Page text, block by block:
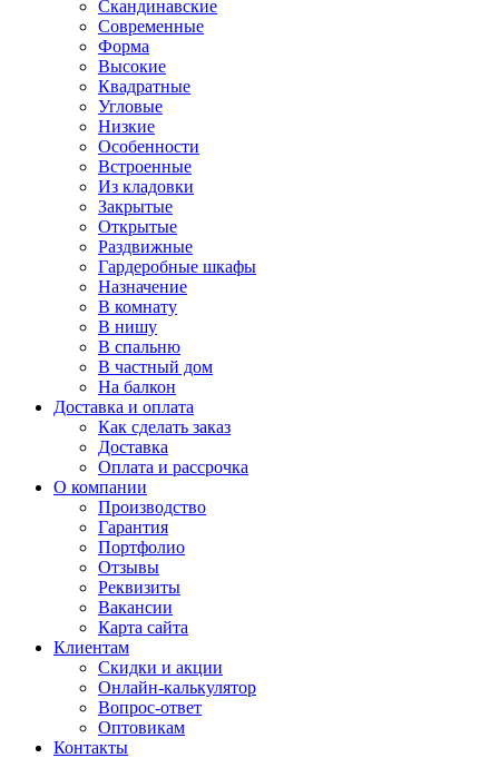
Скандинавские
Современные
Форма
Высокие
Квадратные
Угловые
Низкие
Особенности
Встроенные
Из кладовки
Закрытые
Открытые
Раздвижные
Гардеробные шкафы
Назначение
В комнату
В нишу
В спальню
В частный дом
На балкон
Доставка и оплата
Как сделать заказ
Доставка
Оплата и рассрочка
О компании
Производство
Гарантия
Портфолио
Отзывы
Реквизиты
Вакансии
Карта сайта
Клиентам
Скидки и акции
Онлайн-калькулятор
Вопрос-ответ
Оптовикам
Контакты